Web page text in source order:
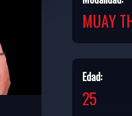
MUAY
Edad:
25